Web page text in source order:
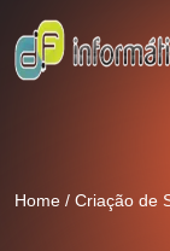
Home / Criação de